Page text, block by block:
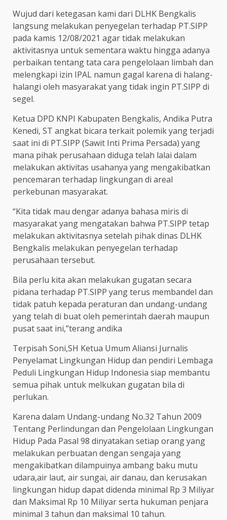
Wujud dari ketegasan kami dari DLHK Bengkalis
langsung melakukan penyegelan terhadap PT.SIPP
pada kamis 12/08/2021 agar tidak melakukan
aktivitasnya untuk sementara waktu hingga adanya
perbaikan tentang tata cara pengelolaan limbah dan
melengkapi izin IPAL namun gagal karena di halang-
halangi oleh masyarakat yang tidak ingin PT.SIPP di
segel.
Ketua DPD KNPI Kabupaten Bengkalis, Andika Putra
Kenedi, ST angkat bicara terkait polemik yang terjadi
saat ini di PT.SIPP (Sawit Inti Prima Persada) yang
mana pihak perusahaan diduga telah lalai dalam
melakukan aktivitas usahanya yang mengakibatkan
pencemaran terhadap lingkungan di areal
perkebunan masyarakat.
“Kita tidak mau dengar adanya bahasa miris di
masyarakat yang mengatakan bahwa PT.SIPP tetap
melakukan aktivitasnya setelah pihak dinas DLHK
Bengkalis melakukan penyegelan terhadap
perusahaan tersebut.
Bila perlu kita akan melakukan gugatan secara
pidana terhadap PT.SIPP yang terus membandel dan
tidak patuh kepada peraturan dan undang-undang
yang telah di buat oleh pemerintah daerah maupun
pusat saat ini,”terang andika
Terpisah Soni,SH Ketua Umum Aliansi Jurnalis
Penyelamat Lingkungan Hidup dan pendiri Lembaga
Peduli Lingkungan Hidup Indonesia siap membantu
semua pihak untuk melkukan gugatan bila di
perlukan.
Karena dalam Undang-undang No.32 Tahun 2009
Tentang Perlindungan dan Pengelolaan Lingkungan
Hidup Pada Pasal 98 dinyatakan setiap orang yang
melakukan perbuatan dengan sengaja yang
mengakibatkan dilampuinya ambang baku mutu
udara,air laut, air sungai, air danau, dan kerusakan
lingkungan hidup dapat didenda minimal Rp 3 Miliyar
dan Maksimal Rp 10 Miliyar serta hukuman penjara
minimal 3 tahun dan maksimal 10 tahun.